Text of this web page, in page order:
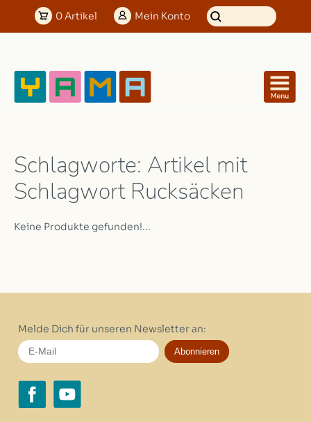
0Artikel Mein Konto
Schlagworte: Artikel mit
Schlagwort Rucksäcken
Keine Produkte gefunden!...
Melde Dich für unseren Newsletter an:
Abonnieren